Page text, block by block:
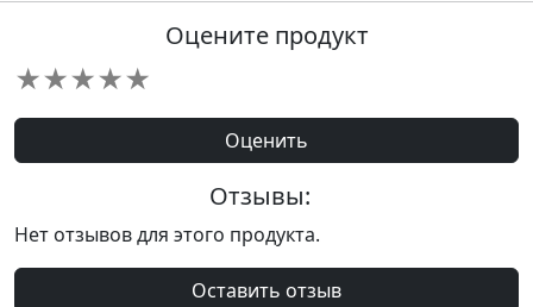
Оцените продукт
★
★
★
★
★
Оценить
Отзывы:
Нет отзывов для этого продукта.
Оставить отзыв